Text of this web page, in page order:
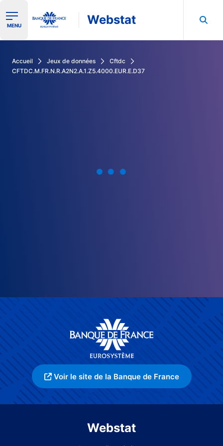
Ouvrir le menu de navigation
MENU Webstat
Accueil Jeux de données
Cftdc
CFTDC.M.FR.N.R.A2N2.A.1.Z5.4000.EUR.E.D37
Voir le site de la Banque de France
Webstat